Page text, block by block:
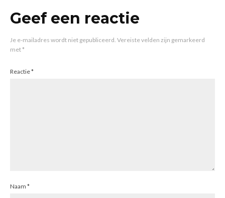
Geef een reactie
Je e-mailadres wordt niet gepubliceerd. Vereiste velden zijn gemarkeerd
met*
Reactie*
Naam *